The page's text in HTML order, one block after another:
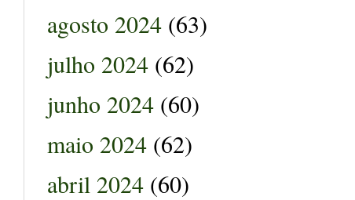
agosto 2024 (63)
julho 2024 (62)
junho 2024 (60)
maio 2024 (62)
abril 2024 (60)